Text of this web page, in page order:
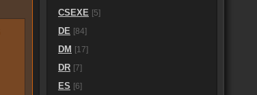
CSEXE [5]
DE [84]
DM [17]
DR [7]
ES [6]